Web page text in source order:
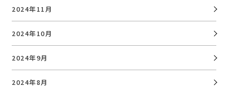
2024年11月
2024年10月
2024年9月
2024年8月